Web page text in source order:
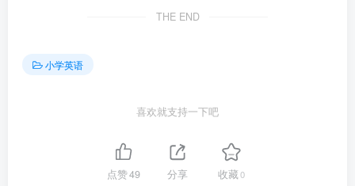
THE END
小学英语
喜欢就支持一下吧
点赞49 分享 收藏0